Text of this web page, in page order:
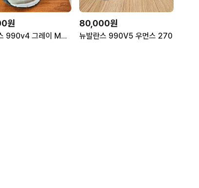
원
뉴발란스 990v4 그레이 Made in US 280/2E
80,000원
뉴발란스 990V5 우먼스 270